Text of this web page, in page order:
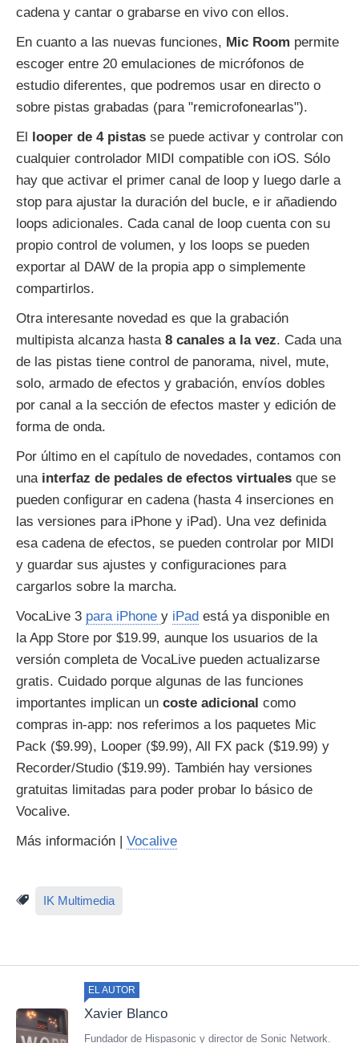
cadena y cantar o grabarse en vivo con ellos.
En cuanto a las nuevas funciones, Mic Room permite
escoger entre 20 emulaciones de micrófonos de
estudio diferentes, que podremos usar en directo o
sobre pistas grabadas (para "remicrofonearlas").
El
looper de 4 pistas se puede activar y controlar con
cualquier controlador MIDI compatible con iOS. Sólo
hay que activar el primer canal de loop y luego darle a
stop para ajustar la duración del bucle, e ir añadiendo
loops adicionales. Cada canal de loop cuenta con su
propio control de volumen, y los loops se pueden
exportar al DAW de la propia app o simplemente
compartirlos.
Otra interesante novedad es que la grabación
multipista alcanza hasta 8 canales a la vez. Cada una
de las pistas tiene control de panorama, nivel, mute,
solo, armado de efectos y grabación, envíos dobles
por canal a la sección de efectos master y edición de
forma de onda.
Por último en el capítulo de novedades, contamos con
una interfaz de pedales de efectos virtuales que se
pueden configurar en cadena (hasta 4 inserciones en
las versiones para iPhone y iPad). Una vez definida
esa cadena de efectos, se pueden controlar por MIDI
y guardar sus ajustes y configuraciones para
cargarlos sobre la marcha.
VocaLive 3 para iPhone y iPad está ya disponible en
la App Store por $19.99, aunque los usuarios de la
versión completa de VocaLive pueden actualizarse
gratis. Cuidado porque algunas de las funciones
importantes implican un coste adicional como
compras in-app: nos referimos a los paquetes Mic
Pack ($9.99), Looper ($9.99), All FX pack ($19.99) y
Recorder/Studio ($19.99). También hay versiones
gratuitas limitadas para poder probar lo básico de
Vocalive.
Más información | Vocalive
IK Multimedia
EL AUTOR
Xavier Blanco
Fundador de Hispasonic y director de Sonic Network.